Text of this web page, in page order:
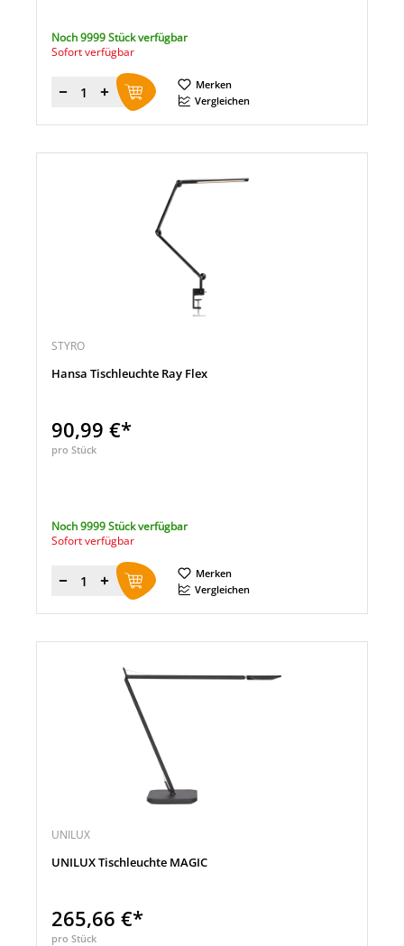
Noch 9999 Stück verfügbar
Sofort verfügbar
Menge
Merken
Vergleichen
STYRO
Hansa Tischleuchte Ray Flex
90,99 €*
pro Stück
Noch 9999 Stück verfügbar
Sofort verfügbar
Menge
Merken
Vergleichen
UNILUX
UNILUX Tischleuchte MAGIC
265,66 €*
pro Stück